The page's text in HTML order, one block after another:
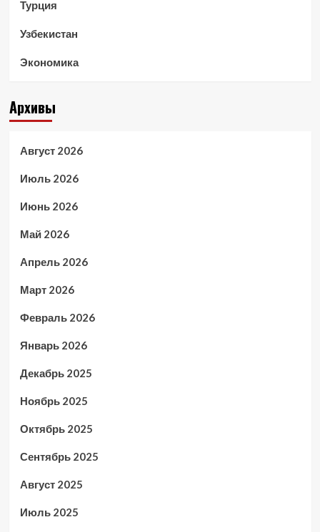
Турция
Узбекистан
Экономика
Архивы
Август 2026
Июль 2026
Июнь 2026
Май 2026
Апрель 2026
Март 2026
Февраль 2026
Январь 2026
Декабрь 2025
Ноябрь 2025
Октябрь 2025
Сентябрь 2025
Август 2025
Июль 2025